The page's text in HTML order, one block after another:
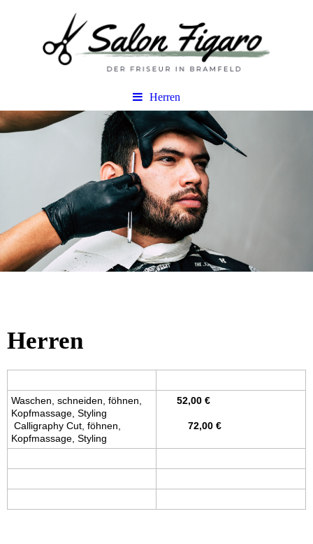
Herren
Herren
Waschen, schneiden, föhnen,
Kopfmassage, Styling
Calligraphy Cut, föhnen,
Kopfmassage, Styling
52,00 €
72,00 €